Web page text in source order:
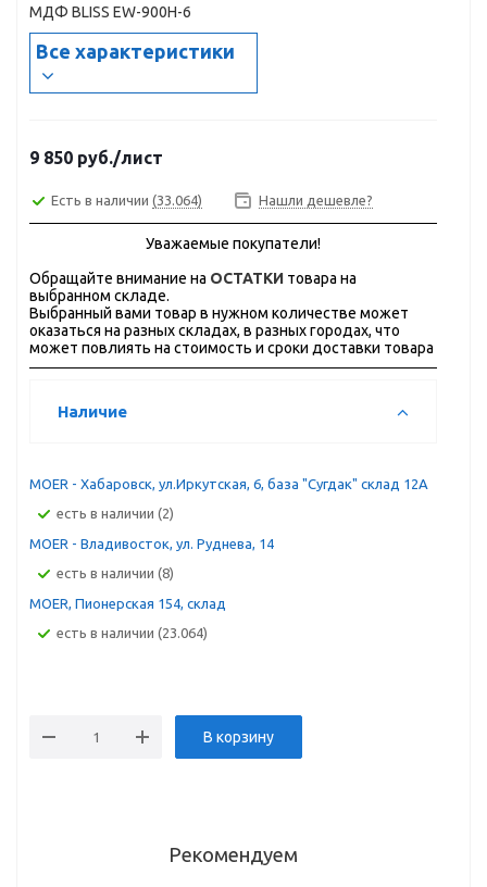
МДФ BLISS EW-900H-6
Все характеристики
9 850 руб./лист
Есть в наличии (33.064) Нашли дешевле?
Уважаемые покупатели!
Обращайте внимание на ОСТАТКИ товара на
выбранном складе.
Выбранный вами товар в нужном количестве может
оказаться на разных складах, в разных городах, что
может повлиять на стоимость и сроки доставки товара
Наличие
MOER - Хабаровск, ул.Иркутская, 6, база "Сугдак" склад 12А
Есть в наличии (2)
MOER - Владивосток, ул. Руднева, 14
Есть в наличии (8)
MOER, Пионерская 154, склад
Есть в наличии (23.064)
В корзину
Рекомендуем